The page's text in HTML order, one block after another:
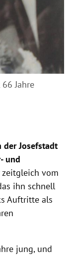
Jahre
der Josefstadt
und
vom
ihn schnell
Auftritte als
jung, und